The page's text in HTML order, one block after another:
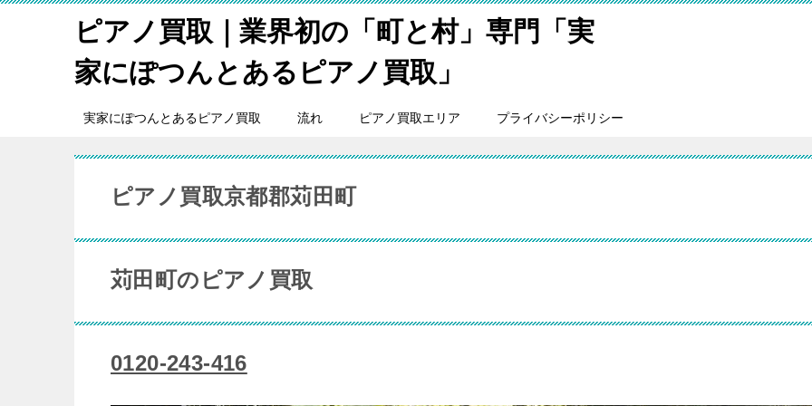
ピアノ買取｜業界初の「町と村」専門「実
家にぽつんとあるピアノ買取」
実家にぽつんとあるピアノ買取 流れ ピアノ買取エリア プライバシーポリシー
ピアノ買取京都郡苅田町
苅田町のピアノ買取
0120-243-416